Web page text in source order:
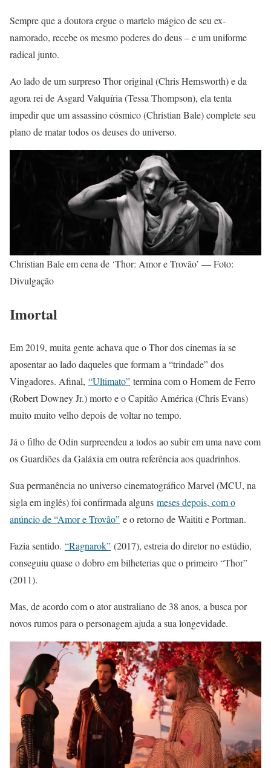
Sempre que a doutora ergue o martelo mágico de seu ex-
namorado, recebe os mesmo poderes do deus – e um uniforme
radical junto.
Ao lado de um surpreso Thor original (Chris Hemsworth) e da
agora rei de Asgard Valquíria (Tessa Thompson), ela tenta
impedir que um assassino cósmico (Christian Bale) complete seu
plano de matar todos os deuses do universo.
Christian Bale em cena de ‘Thor: Amor e Trovão’ — Foto:
Divulgação
Imortal
Em 2019, muita gente achava que o Thor dos cinemas ia se
aposentar ao lado daqueles que formam a “trindade” dos
Vingadores. Afinal, “Ultimato” termina com o Homem de Ferro
(Robert Downey Jr.) morto e o Capitão América (Chris Evans)
muito muito velho depois de voltar no tempo.
Já o filho de Odin surpreendeu a todos ao subir em uma nave com
os Guardiões da Galáxia em outra referência aos quadrinhos.
Sua permanência no universo cinematográfico Marvel (MCU, na
sigla em inglês) foi confirmada alguns meses depois, com o
anúncio de “Amor e Trovão” e o retorno de Waititi e Portman.
Fazia sentido. “Ragnarok” (2017), estreia do diretor no estúdio,
conseguiu quase o dobro em bilheterias que o primeiro “Thor”
(2011).
Mas, de acordo com o ator australiano de 38 anos, a busca por
novos rumos para o personagem ajuda a sua longevidade.